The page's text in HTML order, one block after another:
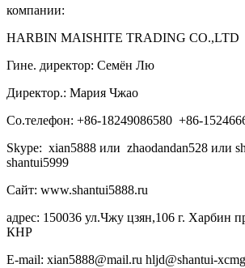
компании:
HARBIN MAISHITE TRADING CO.,LTD
Гине. директор: Семён Лю
Директор.: Мария Чжао
Со.телефон: +86-18249086580 +86-
Skype: xian5888 или zhaodandan528 или
shantui5999
Сайт: www.shantui5888.ru
адрес: 150036 ул.Чжу цзян,106 г. Харбин
КНР
E-mail: xian5888@mail.ru hljd@shantui-